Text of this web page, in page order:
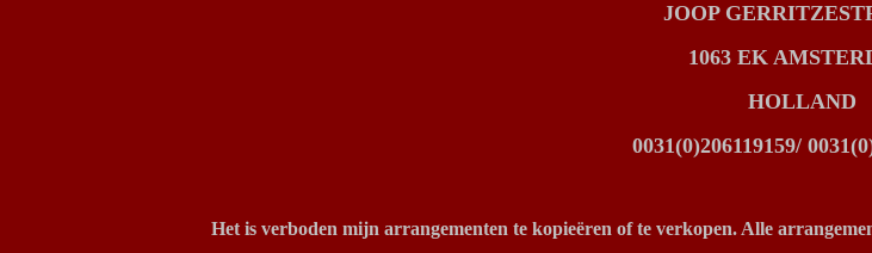
JOOP
1063 EK
HOLLAND
0031(0)206119159/
Het is verboden mijn arrangementen te kopieëren of te verkopen. Alle